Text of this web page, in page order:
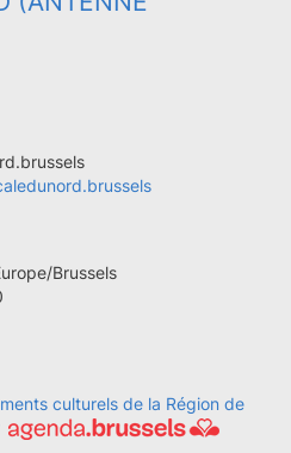
Brussels
culturels de la Région de